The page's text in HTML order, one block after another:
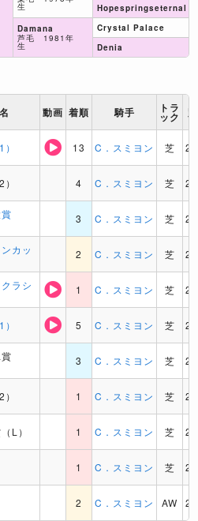
生
Damana
芦毛 1981年
生
Hopespringseternal
Crystal Palace
Denia
動画 着順 騎手 トラ
ック
13 C．スミヨン 芝
4 C．スミヨン 芝
3 C．スミヨン 芝
カッ 2 C．スミヨン 芝
ラシ 1 C．スミヨン 芝
5 C．スミヨン 芝
3 C．スミヨン 芝
1 C．スミヨン 芝
L） 1 C．スミヨン 芝
1 C．スミヨン 芝
2 C．スミヨン AW